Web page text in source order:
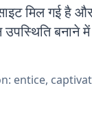
मिल गई है
बनाने में
entice,